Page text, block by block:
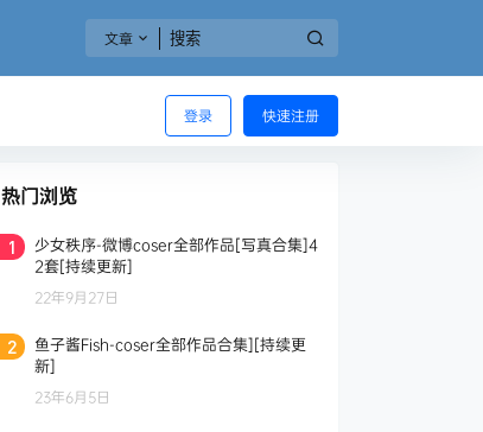
文章
登录 快速注册
热门浏览
1
少女秩序-微博coser全部作品[写真合集]4
2套[持续更新]
22年9月27日
2
鱼子酱Fish-coser全部作品合集][持续更
新]
23年6月5日